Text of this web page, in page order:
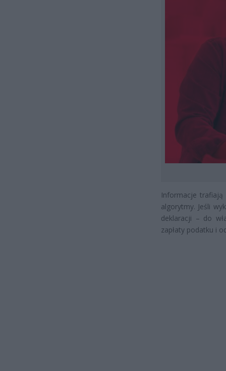
Informacje trafiają
algorytmy. Jeśli
deklaracji – do
zapłaty podatku i